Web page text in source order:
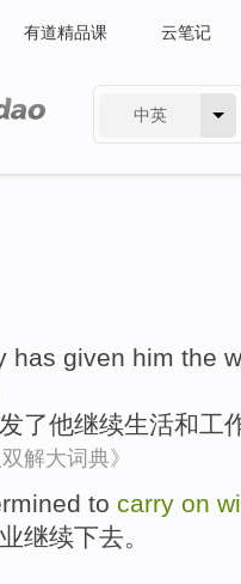
有道精品课 云笔记
中英
has given him the
了他继续生活和工
解大词典》
to carry on
继续下去。